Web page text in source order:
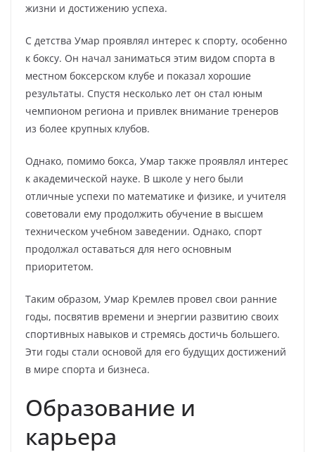
жизни и достижению успеха.
С детства Умар проявлял интерес к спорту, особенно
к боксу. Он начал заниматься этим видом спорта в
местном боксерском клубе и показал хорошие
результаты. Спустя несколько лет он стал юным
чемпионом региона и привлек внимание тренеров
из более крупных клубов.
Однако, помимо бокса, Умар также проявлял интерес
к академической науке. В школе у него были
отличные успехи по математике и физике, и учителя
советовали ему продолжить обучение в высшем
техническом учебном заведении. Однако, спорт
продолжал оставаться для него основным
приоритетом.
Таким образом, Умар Кремлев провел свои ранние
годы, посвятив времени и энергии развитию своих
спортивных навыков и стремясь достичь большего.
Эти годы стали основой для его будущих достижений
в мире спорта и бизнеса.
Образование и
карьера